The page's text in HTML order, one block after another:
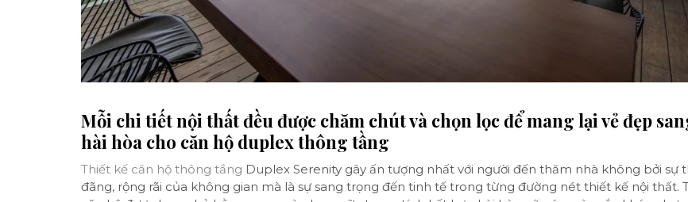
Mỗi chi tiết nội thất đều được chăm chút và chọn lọc để mang lại vẻ đẹp
hài hòa cho căn hộ duplex thông tầng
Thiết kế căn hộ thông tầng Duplex Serenity gây ấn tượng nhất với người đến thăm nhà không bởi sự
đãng, rộng rãi của không gian mà là sự sang trọng đến tinh tế trong từng đường nét thiết kế nội thất.